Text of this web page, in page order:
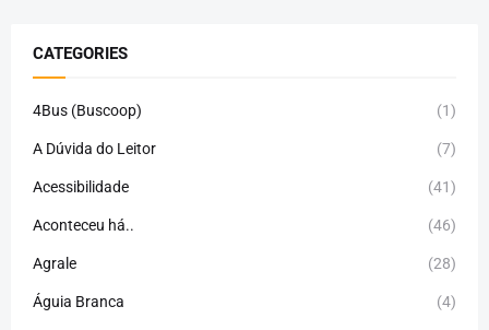
CATEGORIES
4Bus (Buscoop) (1)
A Dúvida do Leitor (7)
Acessibilidade (41)
Aconteceu há.. (46)
Agrale (28)
Águia Branca (4)